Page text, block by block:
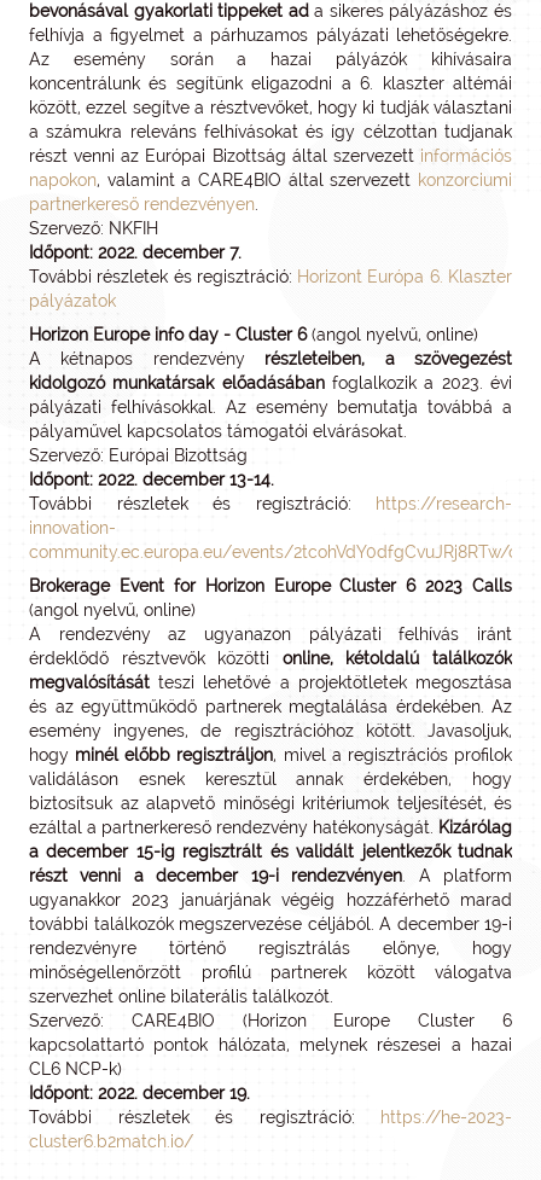
bevonásával gyakorlati tippeket ada sikeres pályázáshoz és
felhívja a figyelmet a párhuzamos pályázati lehetőségekre.
Az esemény során a hazai pályázók kihívásaira
koncentrálunk és segítünk eligazodni a 6. klaszter altémái
között, ezzel segítve a résztvevőket, hogy ki tudják választani
a számukra releváns felhívásokat és így célzottan tudjanak
részt venni az Európai Bizottság által szervezett információs
napokon, valamint a CARE4BIO által szervezett konzorciumi
partnerkereső rendezvényen
Szervező: NKFIH
Időpont: 2022. december 7.
További részletek és regisztráció: Horizont Európa 6. Klaszter
pályázatok
Horizon Europe info day - Cluster 6(angol nyelvű, online)
A kétnapos rendezvény részleteiben, a szövegezést
kidolgozó munkatársak előadásábanfoglalkozik a 2023. évi
pályázati felhívásokkal. Az esemény bemutatja továbbá a
pályaművel kapcsolatos támogatói elvárásokat.
Szervező: Európai Bizottság
Időpont: 2022. december 13-14.
További részletek és regisztráció:
https://research-
innovation-
community.ec.europa.eu/events/2tcohVdY0dfgCvuJRj8RTw/
Brokerage Event for Horizon Europe Cluster 6 2023 Calls
(angol nyelvű, online)
A rendezvény az ugyanazon pályázati felhívás iránt
érdeklődő résztvevők közötti online, kétoldalú találkozók
megvalósítását teszi lehetővé a projektötletek megosztása
és az együttműködő partnerek megtalálása érdekében. Az
esemény ingyenes, de regisztrációhoz kötött. Javasoljuk,
hogy minél előbb regisztráljon, mivel a regisztrációs profilok
validáláson esnek keresztül annak érdekében, hogy
biztosítsuk az alapvető minőségi kritériumok teljesítését, és
ezáltal a partnerkereső rendezvény hatékonyságát.
Kizárólag
a december 15-ig regisztrált és validált jelentkezők tudnak
részt venni a december 19-i rendezvényen . A platform
ugyanakkor 2023 januárjának végéig hozzáférhető marad
további találkozók megszervezése céljából. A december 19-i
rendezvényre történő regisztrálás előnye, hogy
minőségellenőrzött profilú partnerek között válogatva
szervezhet online bilaterális találkozót.
Szervező: CARE4BIO (Horizon Europe Cluster 6
kapcsolattartó pontok hálózata, melynek részesei a hazai
CL6 NCP-k)
Időpont: 2022. december 19.
További részletek és regisztráció:
https://he-2023-
cluster6.b2match.io/